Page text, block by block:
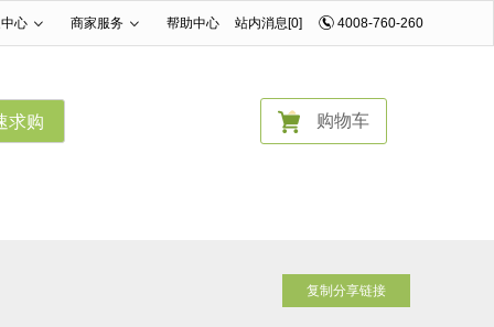
心 商家服务 帮助中心 站内消息[0] 4008-760-260
求购 购物车
复制分享链接